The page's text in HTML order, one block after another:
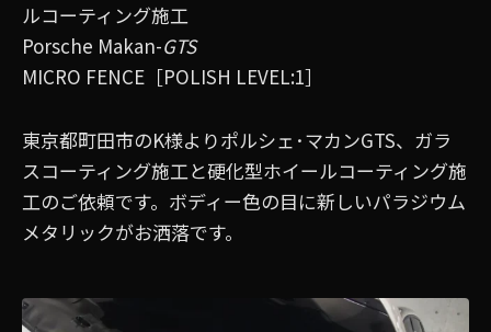
ルコーティング施工
Porsche Makan-GTS
MICRO FENCE［POLISH LEVEL:1］
東京都町田市のK様よりポルシェ･マカンGTS、ガラ
スコーティング施工と硬化型ホイールコーティング施
工のご依頼です。ボディー色の目に新しいパラジウム
メタリックがお洒落です。